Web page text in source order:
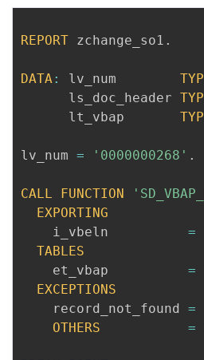
REPORT zchange_so1 .
DATA : lv_num
      ls_doc_header
      lt_vbap
lv_num = '0000000268' .
CALL FUNCTION
EXPORTING
    i_vbeln
=
TABLES
    et_vbap
=
EXCEPTIONS
    record_not_found
=
OTHERS
=